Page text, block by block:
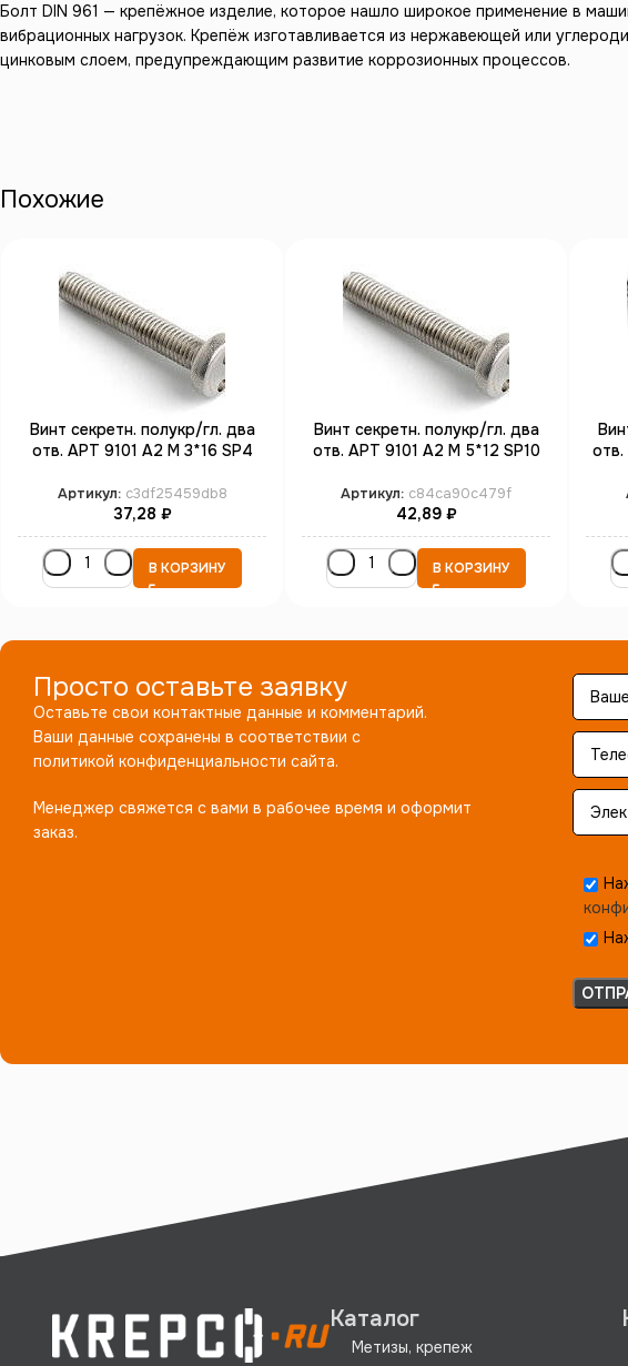
Болт DIN 961 — крепёжное изделие, которое нашло широкое применение в
вибрационных нагрузок. Крепёж изготавливается из нержавеющей или
цинковым слоем, предупреждающим развитие коррозионных процессов.
Похожие
Винт секретн. полукр/гл. два
отв. АРТ 9101 А2 M 3*16 SP4
Артикул: c3df25459db8
37,28 ₽
В КОРЗИНУ
Винт секретн. полукр/гл. два
отв. АРТ 9101 А2 M 5*12 SP10
Артикул: c84ca90c479f
42,89 ₽
В КОРЗИНУ
Просто оставьте заявку
Оставьте свои контактные данные и комментарий.
Ваши данные сохранены в соответствии с
политикой конфиденциальности сайта.
Менеджер свяжется с вами в рабочее время и оформит
заказ.
Каталог
Метизы, крепеж